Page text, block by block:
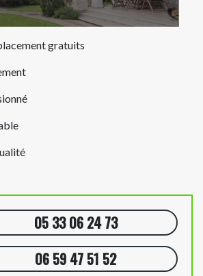
gratuits
05 33 06 24 73
06 59 47 51 52